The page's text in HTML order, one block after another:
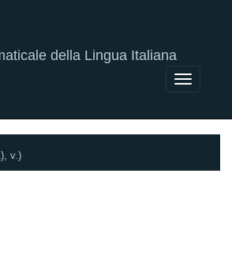
della Lingua Italiana
Toggle
v.)